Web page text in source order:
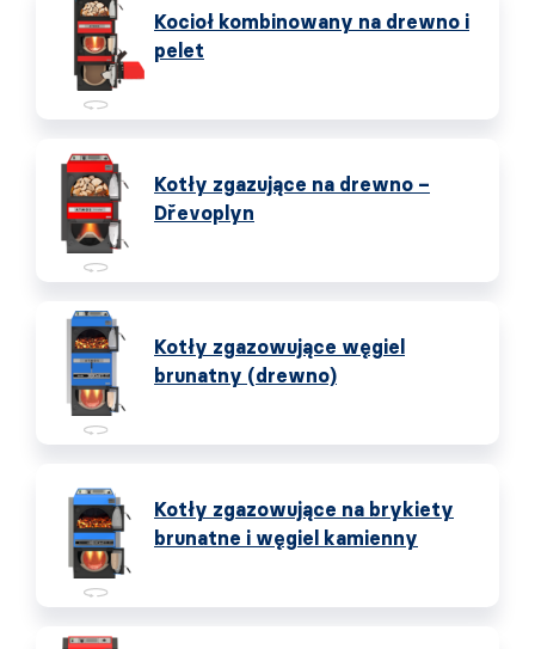
Kocioł kombinowany na drewno i
pelet
Kotły zgazujące na drewno –
Dřevoplyn
Kotły zgazowujące węgiel
brunatny (drewno)
Kotły zgazowujące na brykiety
brunatne i węgiel kamienny